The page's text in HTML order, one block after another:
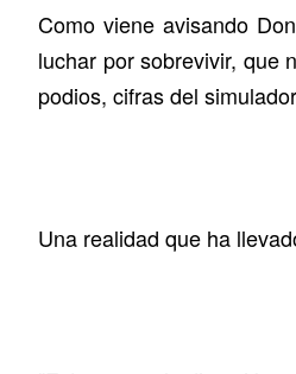
Como viene avisando
luchar por sobrevivir, que
podios, cifras del
Una realidad que ha